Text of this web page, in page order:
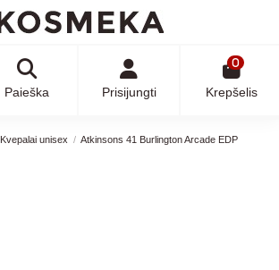
Paieška Prisijungti
0
Krepšelis
Kvepalai unisex
Atkinsons 41 Burlington Arcade EDP